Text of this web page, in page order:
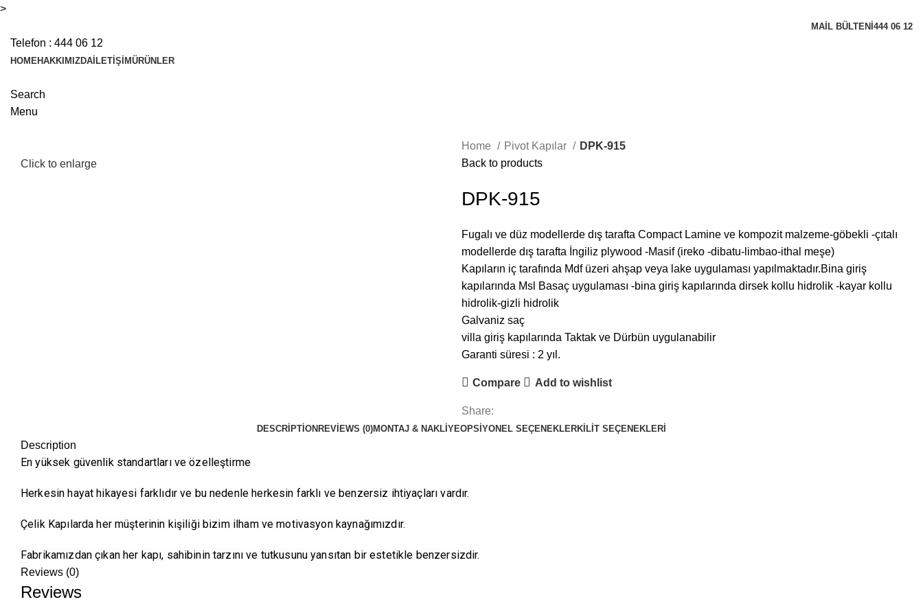
>
MAIL BÜLTENI 444 06 12
Telefon : 444 06 12
HOMEHAKKIMIZDA İLETIŞIMÜRÜNLER
Search
Menu
Click to enlarge
Home Pivot Kapılar
DPK-915
Back to products
DPK-915
Fugalı ve düz modellerde dış tarafta Compact Lamine ve kompozit malzeme-göbekli -çıtalı
modellerde dış tarafta İngiliz plywood -Masif (ireko -dibatu-limbao-ithal meşe)
Kapıların iç tarafında Mdf üzeri ahşap veya lake uygulaması yapılmaktadır.Bina giriş
kapılarında Msl Basaç uygulaması -bina giriş kapılarında dirsek kollu hidrolik -kayar kollu
hidrolik-gizli hidrolik
Galvaniz saç
villa giriş kapılarında Taktak ve Dürbün uygulanabilir
Garanti süresi : 2 yıl.
Compare Add to wishlist
Share:
DESCRIPTION REVIEWS (0)MONTAJ & NAKLIYEOPSIYONEL SEÇENEKLERKILIT SEÇENEKLERI
Description
En yüksek güvenlik standartları ve özelleştirme
Herkesin hayat hikayesi farklıdır ve bu nedenle herkesin farklı ve benzersiz ihtiyaçları vardır.
Çelik Kapılarda her müşterinin kişiliği bizim ilham ve motivasyon kaynağımızdır.
Fabrikamızdan çıkan her kapı, sahibinin tarzını ve tutkusunu yansıtan bir estetikle benzersizdir.
Reviews (0)
Reviews